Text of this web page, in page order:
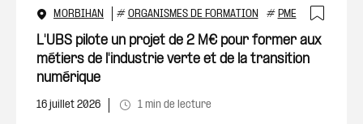
MORBIHAN # ORGANISMES DE FORMATION # PME
L'UBS pilote un projet de 2 M€ pour former aux
métiers de l'industrie verte et de la transition
numérique
16 juillet 2026 1 min de lecture